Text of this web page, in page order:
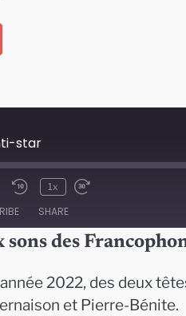
star
1x
SHARE
des
2022, des deux
et Pierre-Bénite.